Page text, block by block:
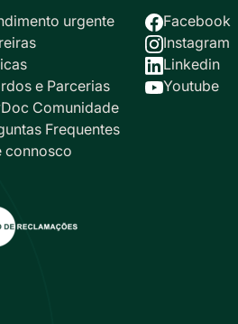
urgente
e Parcerias
Comunidade
Frequentes
connosco
Facebook
Imagem
Instagram
Imagem
Linkedin
Imagem
Youtube
Imagem